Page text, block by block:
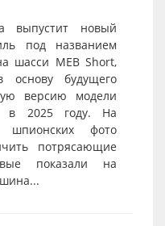
выпустит новый
под названием
шасси MEB Short,
основу будущего
версию модели
в 2025 году. На
шпионских фото
потрясающие
показали на